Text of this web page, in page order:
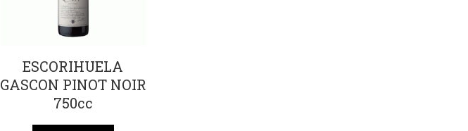
ESCORIHUELA
GASCON PINOT NOIR
750cc